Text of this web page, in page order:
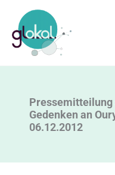
Inhalt
springen
Gedenken an
06.12.2012